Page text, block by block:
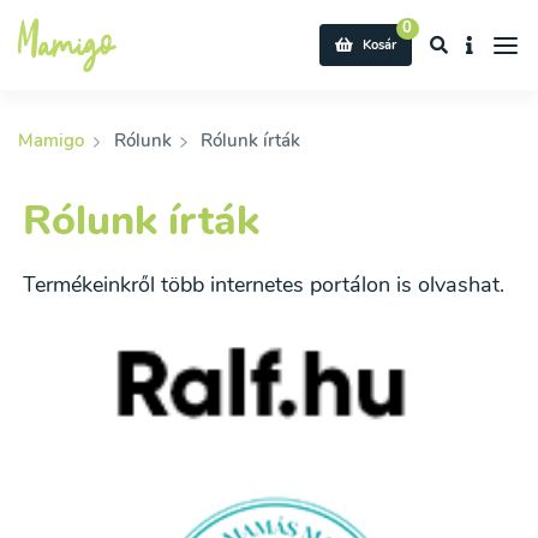
0
Kosár
Mamigo Rólunk Rólunk írták
Rólunk írták
Termékeinkről több internetes portálon is olvashat.